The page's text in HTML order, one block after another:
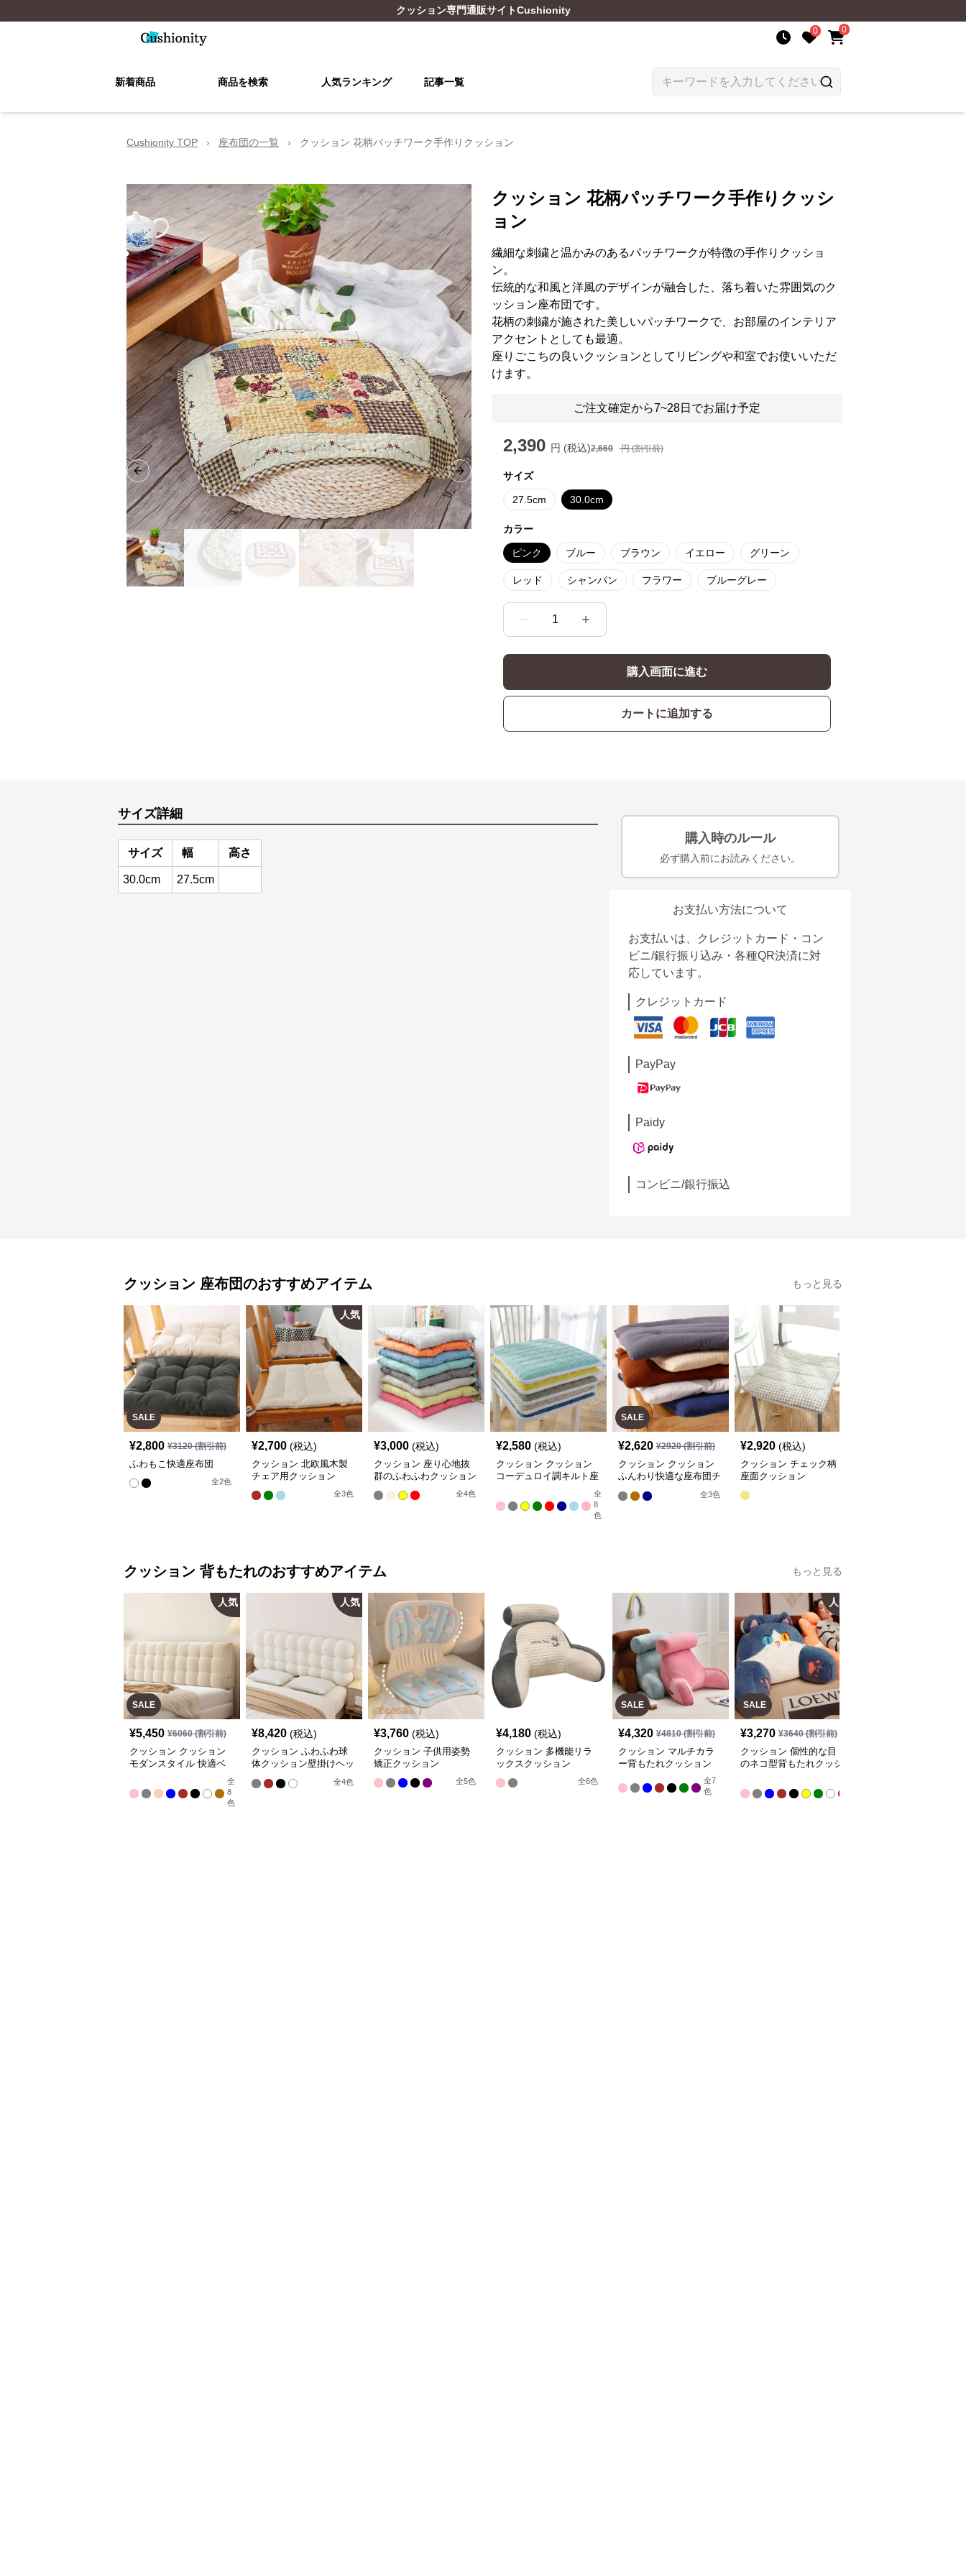
クッション専門通販サイトCushionity
0 0
新着商品 商品を検索 人気ランキング 記事一覧
Cushionity TOP › 座布団の一覧 › クッション 花柄パッチワーク手作りクッション
Previous slide Next slide
クッション 花柄パッチワーク手作りクッシ
ョン
繊細な刺繍と温かみのあるパッチワークが特徴の手作りクッショ
ン。
伝統的な和風と洋風のデザインが融合した、落ち着いた雰囲気のク
ッション座布団です。
花柄の刺繍が施された美しいパッチワークで、お部屋のインテリア
アクセントとしても最適。
座りごこちの良いクッションとしてリビングや和室でお使いいただ
けます。
ご注文確定から7~28日でお届け予定
2,390 円 (税込)2,660 円 (割引前)
サイズ
27.5cm 30.0cm
カラー
ピンク ブルー ブラウン イエロー グリーン
レッド シャンパン フラワー ブルーグレー
1
購入画面に進む
カートに追加する
サイズ詳細
サイズ 幅 高さ
30.0cm 27.5cm
購入時のルール
必ず購入前にお読みください。
お支払い方法について
お支払いは、クレジットカード・コン
ビニ/銀行振り込み・各種QR決済に対
応しています。
クレジットカード
PayPay
Paidy
コンビニ/銀行振込
クッション 座布団のおすすめアイテム もっと見る
SALE
¥2,800 ¥3120(割引前)
ふわもこ快適座布団
全2色
人気
¥2,700 (税込)
クッション 北欧風木製
チェア用クッション
全3色
¥3,000 (税込)
クッション 座り心地抜
群のふわふわクッション
全4色
¥2,580 (税込)
クッション クッション
コーデュロイ調キルト座
全
8
色
SALE
¥2,620 ¥2920(割引前)
クッション クッション
ふんわり快適な座布団チ
全3色
¥2,920 (税込)
クッション チェック柄
座面クッション
クッション 背もたれのおすすめアイテム もっと見る
SALE
人気
¥5,450 ¥6060(割引前)
クッション クッション
モダンスタイル 快適ベ
全
8
色
人気
¥8,420 (税込)
クッション ふわふわ球
体クッション壁掛けヘッ
全4色
¥3,760 (税込)
クッション 子供用姿勢
矯正クッション
全5色
¥4,180 (税込)
クッション 多機能リラ
ックスクッション
全6色
SALE
¥4,320 ¥4810(割引前)
クッション マルチカラ
ー背もたれクッション
全7
色
SALE
人気
¥3,270 ¥3640(割引前)
クッション 個性的な目
のネコ型背もたれクッシ